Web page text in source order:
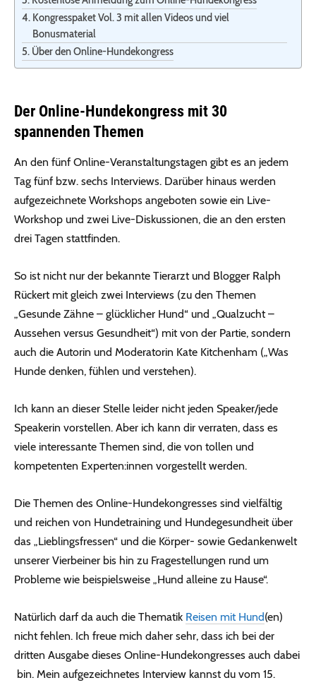
Kongresspaket Vol. 3 mit allen Videos und viel
Bonusmaterial
Über den Online-Hundekongress
Der Online-Hundekongress mit 30
spannenden Themen
An den fünf Online-Veranstaltungstagen gibt es an jedem
Tag fünf bzw. sechs Interviews. Darüber hinaus werden
aufgezeichnete Workshops angeboten sowie ein Live-
Workshop und zwei Live-Diskussionen, die an den ersten
drei Tagen stattfinden.
So ist nicht nur der bekannte Tierarzt und Blogger Ralph
Rückert mit gleich zwei Interviews (zu den Themen
„Gesunde Zähne – glücklicher Hund“ und „Qualzucht –
Aussehen versus Gesundheit“) mit von der Partie, sondern
auch die Autorin und Moderatorin Kate Kitchenham („Was
Hunde denken, fühlen und verstehen).
Ich kann an dieser Stelle leider nicht jeden Speaker/jede
Speakerin vorstellen. Aber ich kann dir verraten, dass es
viele interessante Themen sind, die von tollen und
kompetenten Experten:innen vorgestellt werden.
Die Themen des Online-Hundekongresses sind vielfältig
und reichen von Hundetraining und Hundegesundheit über
das „Lieblingsfressen“ und die Körper- sowie Gedankenwelt
unserer Vierbeiner bis hin zu Fragestellungen rund um
Probleme wie beispielsweise „Hund alleine zu Hause“.
Natürlich darf da auch die Thematik Reisen mit Hund(en)
nicht fehlen. Ich freue mich daher sehr, dass ich bei der
dritten Ausgabe dieses Online-Hundekongresses auch dabei
bin. Mein aufgezeichnetes Interview kannst du vom 15.